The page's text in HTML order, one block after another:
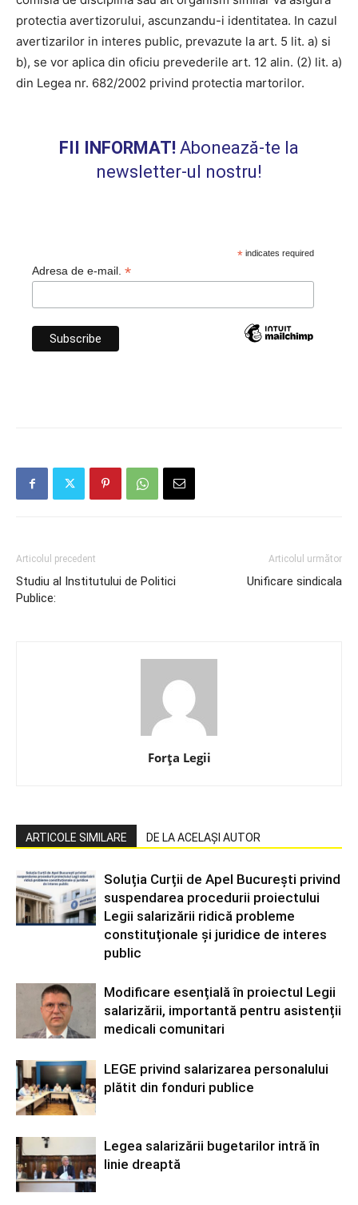
protectia avertizorului, ascunzandu-i identitatea. In cazul
avertizarilor in interes public, prevazute la art. 5 lit. a) si
b), se vor aplica din oficiu prevederile art. 12 alin. (2) lit. a)
din Legea nr. 682/2002 privind protectia martorilor.
FII INFORMAT! Abonează-te la
newsletter-ul nostru!
* indicates required
Adresa de e-mail. *
Articolul precedent
Studiu al Institutului de Politici
Publice:
Articolul următor
Unificare sindicala
Forța Legii
ARTICOLE SIMILARE DE LA ACELAȘI AUTOR
Soluția Curții de Apel București privind
suspendarea procedurii proiectului
Legii salarizării ridică probleme
constituționale și juridice de interes
public
Modificare esențială în proiectul Legii
salarizării, importantă pentru asistenții
medicali comunitari
LEGE privind salarizarea personalului
plătit din fonduri publice
Legea salarizării bugetarilor intră în
linie dreaptă